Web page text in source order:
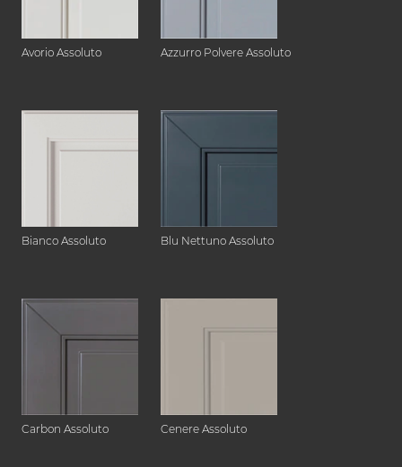
Avorio Assoluto Azzurro Polvere Assoluto
Bianco Assoluto Blu Nettuno Assoluto
Carbon Assoluto Cenere Assoluto